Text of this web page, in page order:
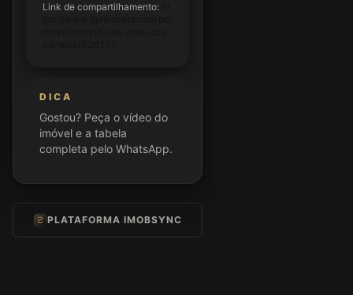
Link de compartilhamento:
DICA
Gostou? Peça o vídeo do
imóvel e a tabela
completa pelo WhatsApp.
PLATAFORMA IMOBSYNC